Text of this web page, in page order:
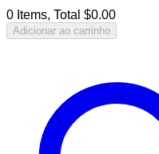
0 Items, Total $0.00
Adicionar ao carrinho